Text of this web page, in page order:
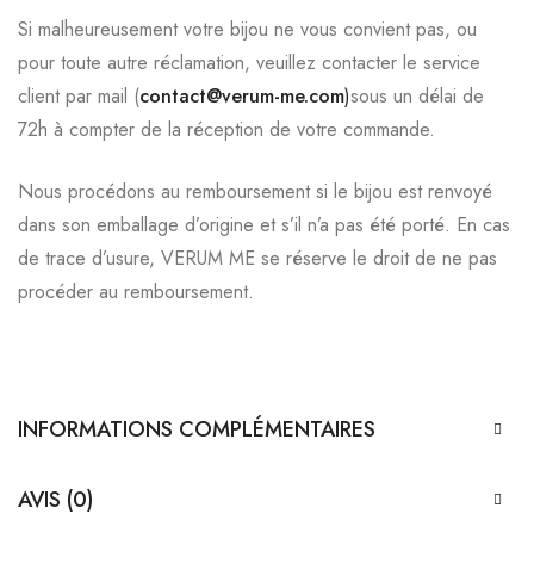
Si malheureusement votre bijou ne vous convient pas, ou
pour toute autre réclamation, veuillez contacter le service
client par mail (contact@verum-me.com)sous un délai de
72h à compter de la réception de votre commande.
Nous procédons au remboursement si le bijou est renvoyé
dans son emballage d’origine et s’il n’a pas été porté. En cas
de trace d’usure, VERUM ME se réserve le droit de ne pas
procéder au remboursement.
INFORMATIONS COMPLÉMENTAIRES
AVIS (0)